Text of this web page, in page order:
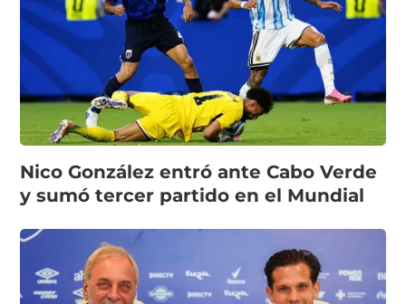
Nico González entró ante Cabo Verde
y sumó tercer partido en el Mundial